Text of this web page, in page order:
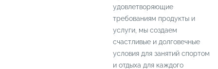
удовлетворяющие
требованиям продукты и
услуги, мы создаем
счастливые и долговечные
условия для занятий спортом
и отдыха для каждого